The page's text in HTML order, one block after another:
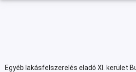
Egyéb lakásfelszerelés eladó XI. kerület